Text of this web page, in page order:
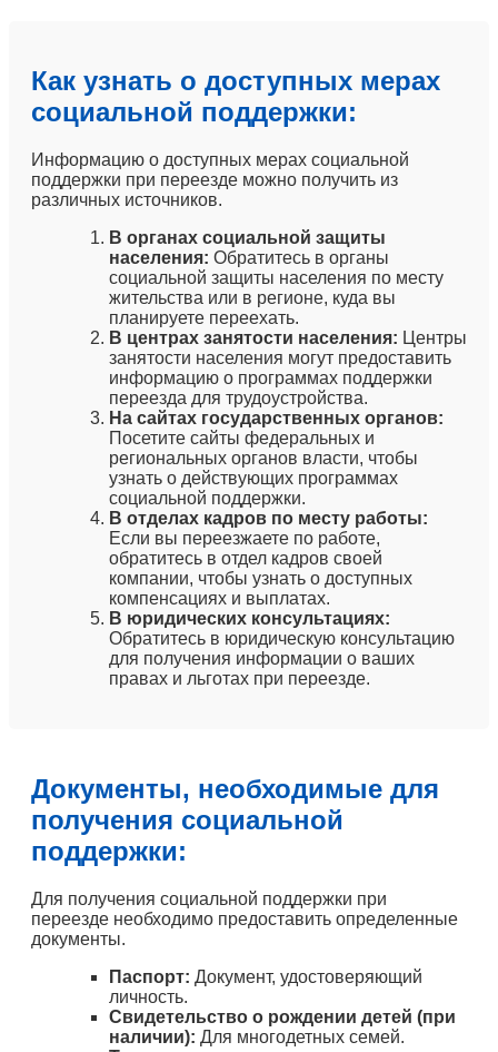
Как узнать о доступных мерах
социальной поддержки:
Информацию о доступных мерах социальной
поддержки при переезде можно получить из
различных источников.
В органах социальной защиты
населения: Обратитесь в органы
социальной защиты населения по месту
жительства или в регионе, куда вы
планируете переехать.
В центрах занятости населения: Центры
занятости населения могут предоставить
информацию о программах поддержки
переезда для трудоустройства.
На сайтах государственных органов:
Посетите сайты федеральных и
региональных органов власти, чтобы
узнать о действующих программах
социальной поддержки.
В отделах кадров по месту работы:
Если вы переезжаете по работе,
обратитесь в отдел кадров своей
компании, чтобы узнать о доступных
компенсациях и выплатах.
В юридических консультациях:
Обратитесь в юридическую консультацию
для получения информации о ваших
правах и льготах при переезде.
Документы, необходимые для
получения социальной
поддержки:
Для получения социальной поддержки при
переезде необходимо предоставить определенные
документы.
Паспорт: Документ, удостоверяющий
личность.
Свидетельство о рождении детей (при
наличии): Для многодетных семей.